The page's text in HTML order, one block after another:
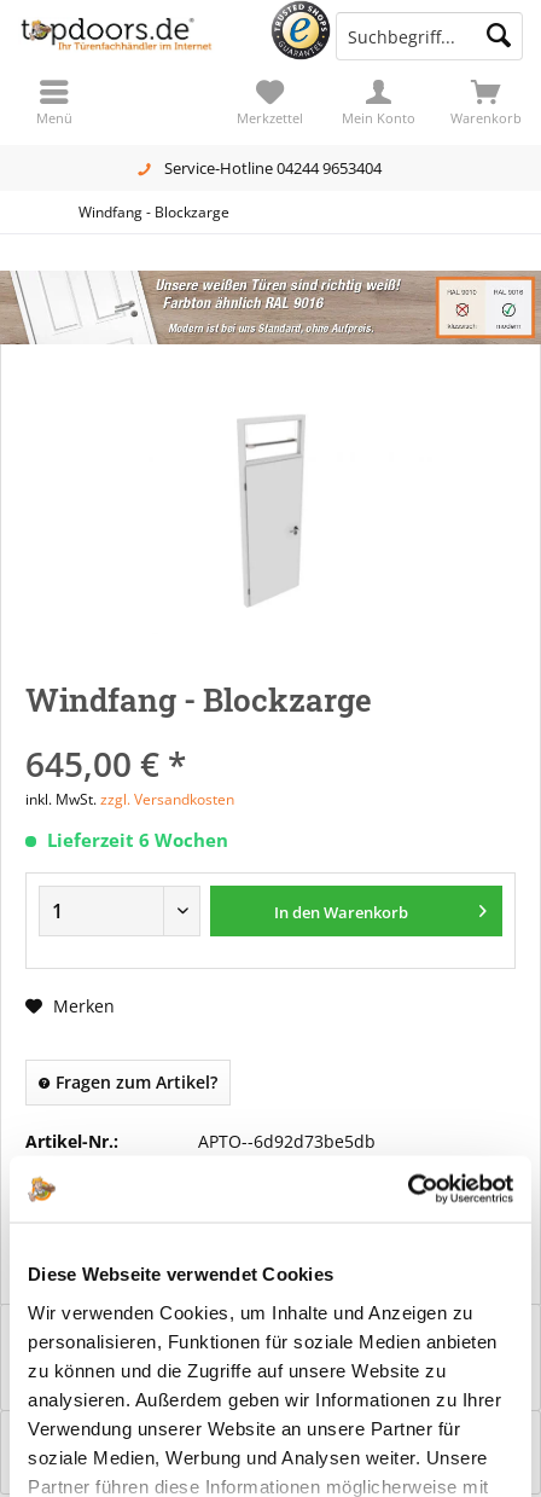
Diese Webseite verwendet Cookies
Wir verwenden Cookies, um Inhalte und Anzeigen zu
personalisieren, Funktionen für soziale Medien anbieten
zu können und die Zugriffe auf unsere Website zu
analysieren. Außerdem geben wir Informationen zu Ihrer
Verwendung unserer Website an unsere Partner für
soziale Medien, Werbung und Analysen weiter. Unsere
Partner führen diese Informationen möglicherweise mit
Service-Hotline 04244 9653404
Warenkorb
Merkzettel Mein Konto
Menü
Windfang - Blockzarge
Windfang - Blockzarge
645,00 € *
inkl. MwSt.zzgl. Versandkosten
Lieferzeit 6 Wochen
In denWarenkorb
Merken
Fragen zum Artikel?
Artikel-Nr.: APTO--6d92d73be5db
Vorteile
Windfangelemente online am Bildschirm konfigurieren und
einbaufertig bestellen. In wenigen...
Bewertungen
0
Bewertungen lesen, schreiben und diskutieren...mehr